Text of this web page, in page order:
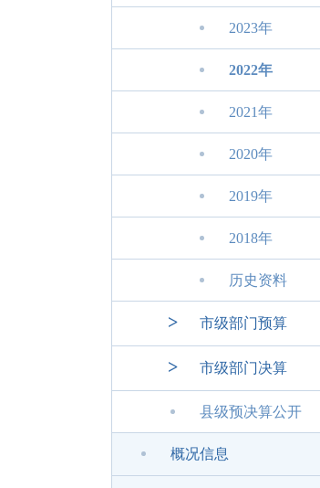
2023年
2022年
2021年
2020年
2019年
2018年
历史资料
> 市级部门预算
> 市级部门决算
县级预决算公开
概况信息